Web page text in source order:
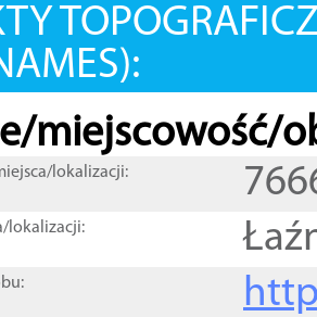
miejscowość/
lokalizacji:
lokalizacji: